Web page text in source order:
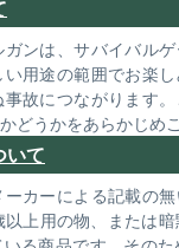
ンは、サバイバル
用途の範囲でお楽
故につながります
どうかをあらかじめ
いて
カーによる記載の
上用の物、または